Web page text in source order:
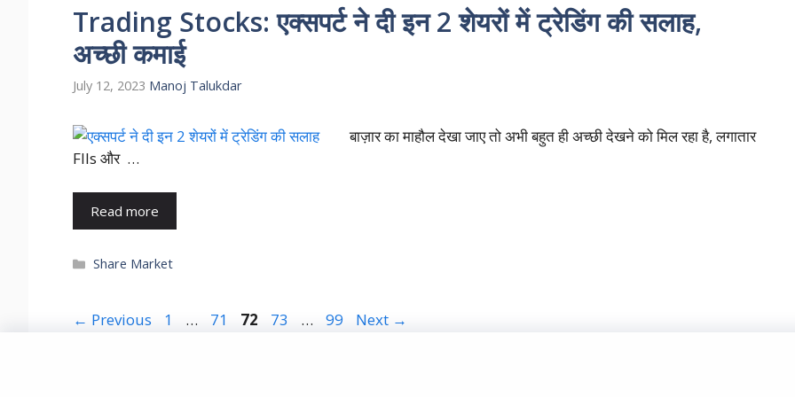
Trading Stocks: एक्सपर्ट ने दी इन 2 शेयरों में ट्रेडिंग की सलाह,
अच्छी कमाई
July 12, 2023 Manoj Talukdar
बाज़ार का माहौल देखा जाए तो अभी बहुत ही अच्छी देखने को मिल रहा है, लगातार
FIIs और …
Read more
Categories
Share Market
← Previous Page
1 … Page
71 Page
72 Page
73 … Page
99 Next →